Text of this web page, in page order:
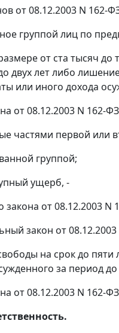
от 08.12.2003 N 162-
группой лиц по
от ста тысяч
двух лет либо
или иного дохода
от 08.12.2003 N 162-
частями первой или
группой;
ущерб, -
от 08.12.2003 N
закон от
на срок до
за период
от 08.12.2003 N 162-